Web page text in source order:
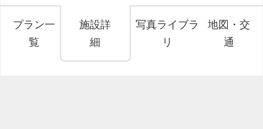
プラン一
覧
施設詳
細
写真ライブラ
リ
地図・交
通